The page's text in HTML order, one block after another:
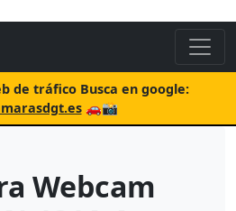
de tráfico Busca en google:
🚗📸
Webcam